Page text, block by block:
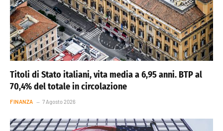
Titoli di Stato italiani, vita media a 6,95 anni. BTP al
70,4% del totale in circolazione
FINANZA 7 Agosto 2026